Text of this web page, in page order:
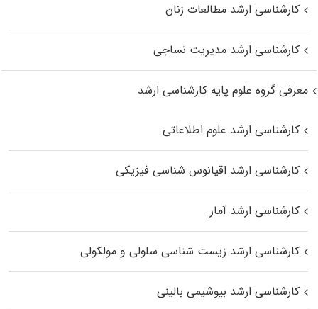
کارشناسی ارشد مطالعات زنان
کارشناسی ارشد مدیریت نساجی
معرفی گروه علوم پایه کارشناسی ارشد
کارشناسی ارشد علوم اطلاعاتی
کارشناسی ارشد اقیانوس‌ شناسی فیزیکی
کارشناسی ارشد آمار
کارشناسی ارشد زیست شناسی سلولی و مولکولی
کارشناسی ارشد بیوشیمی بالینی